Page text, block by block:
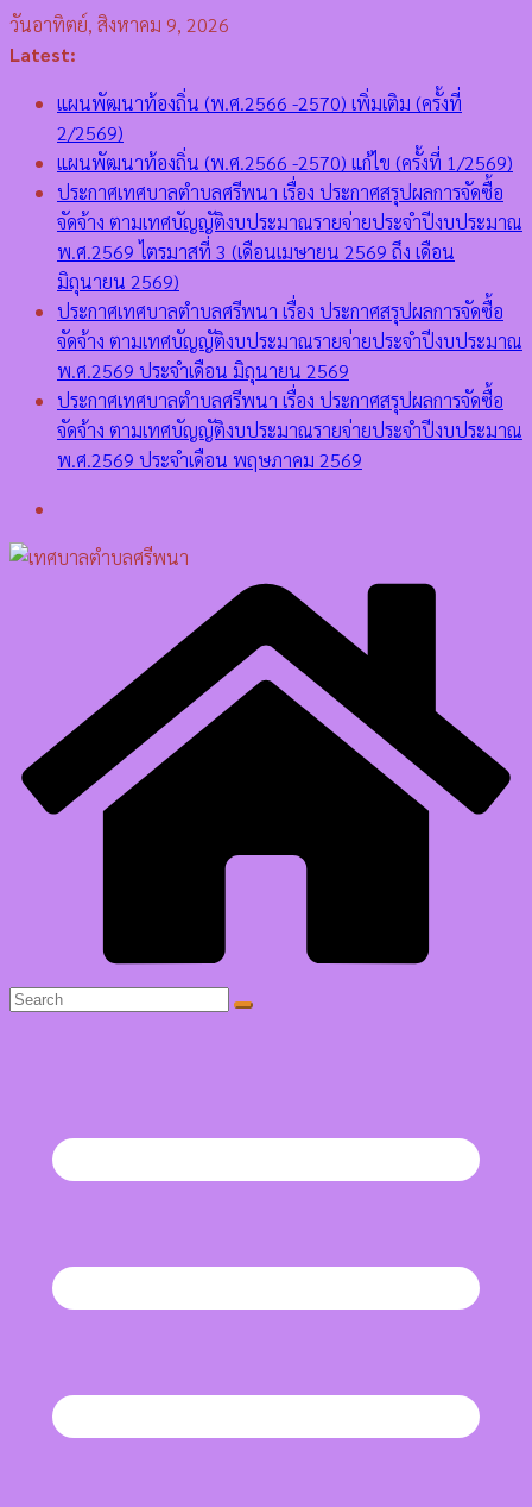
Skip
to
วันอาทิตย์, สิงหาคม 9, 2026
Latest:
แผนพัฒนาท้องถิ่น (พ.ศ.2566 -2570) เพิ่มเติม (ครั้งที่
2/2569)
แผนพัฒนาท้องถิ่น (พ.ศ.2566 -2570) แก้ไข (ครั้งที่ 1/2569)
ประกาศเทศบาลตำบลศรีพนา เรื่อง ประกาศสรุปผลการจัดซื้อ
จัดจ้าง ตามเทศบัญญัติงบประมาณรายจ่ายประจำปีงบประมาณ
พ.ศ.2569 ไตรมาสที่ 3 (เดือนเมษายน 2569 ถึง เดือน
มิถุนายน 2569)
ประกาศเทศบาลตำบลศรีพนา เรื่อง ประกาศสรุปผลการจัดซื้อ
จัดจ้าง ตามเทศบัญญัติงบประมาณรายจ่ายประจำปีงบประมาณ
พ.ศ.2569 ประจำเดือน มิถุนายน 2569
ประกาศเทศบาลตำบลศรีพนา เรื่อง ประกาศสรุปผลการจัดซื้อ
จัดจ้าง ตามเทศบัญญัติงบประมาณรายจ่ายประจำปีงบประมาณ
พ.ศ.2569 ประจำเดือน พฤษภาคม 2569